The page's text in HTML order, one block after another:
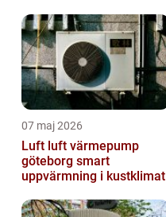
07 maj 2026
Luft luft värmepump
göteborg smart
uppvärmning i kustklimat